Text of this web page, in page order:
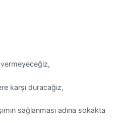
karşı duracağız,
sağlanması adına sokakta